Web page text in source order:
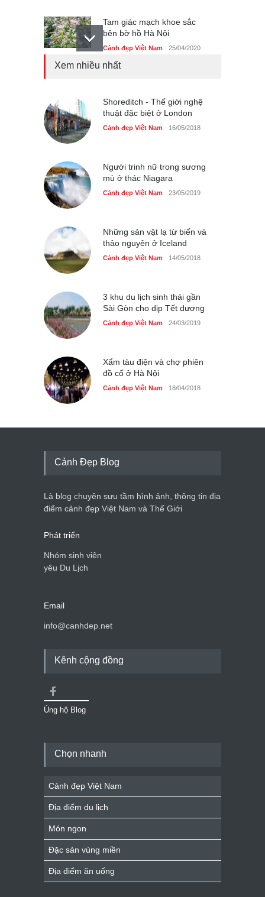
Tam giác mạch khoe sắc
bên bờ hồ Hà Nội
Cảnh đẹp Việt Nam 25/04/2020
Cảnh đẹp Việt Nam 24/04/2020
Những món ăn đồng quê
Xem nhiều nhất
Shoreditch - Thế giới nghệ
thuật đặc biệt ở London
Cảnh đẹp Việt Nam 16/05/2018
Người trinh nữ trong sương
mù ở thác Niagara
Cảnh đẹp Việt Nam 23/05/2019
Những sản vật lạ từ biển và
thảo nguyên ở Iceland
Cảnh đẹp Việt Nam 14/05/2018
3 khu du lịch sinh thái gần
Sài Gòn cho dịp Tết dương
Cảnh đẹp Việt Nam 24/03/2019
Xẩm tàu điện và chợ phiên
đồ cổ ở Hà Nội
Cảnh đẹp Việt Nam 18/04/2018
Cảnh Đẹp Blog
Là blog chuyên sưu tầm hình ảnh, thông tin địa
điểm cảnh đẹp Việt Nam và Thế Giới
Phát triển
Nhóm sinh viên
yêu Du Lịch
Email
info@canhdep.net
Kênh cộng đồng
Ủng hộ Blog
Chọn nhanh
Cảnh đẹp Việt Nam
Địa điểm du lịch
Món ngon
Đặc sản vùng miền
Địa điểm ăn uống